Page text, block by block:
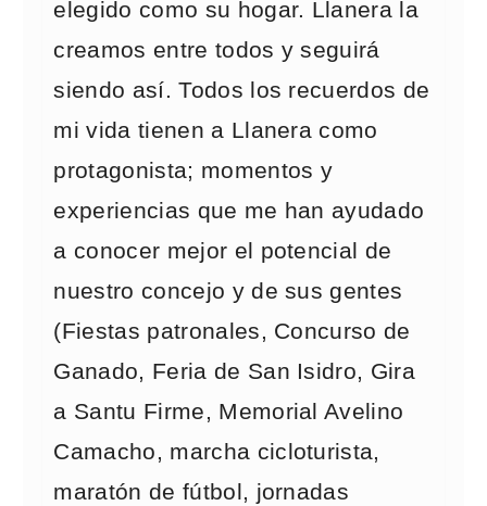
elegido como su hogar. Llanera la
creamos entre todos y seguirá
siendo así. Todos los recuerdos de
mi vida tienen a Llanera como
protagonista; momentos y
experiencias que me han ayudado
a conocer mejor el potencial de
nuestro concejo y de sus gentes
(Fiestas patronales, Concurso de
Ganado, Feria de San Isidro, Gira
a Santu Firme, Memorial Avelino
Camacho, marcha cicloturista,
maratón de fútbol, jornadas